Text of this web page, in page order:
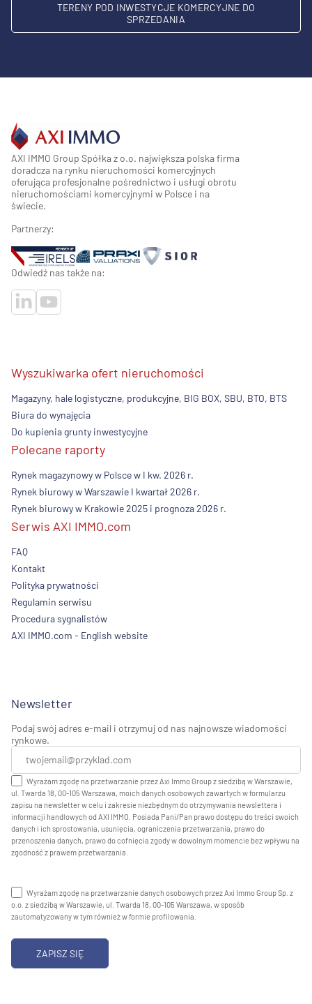
TERENY POD INWESTYCJE KOMERCYJNE DO
SPRZEDANIA
AXI IMMO Group Spółka z o.o. największa polska firma
doradcza na rynku nieruchomości komercyjnych
oferująca profesjonalne pośrednictwo i usługi obrotu
nieruchomościami komercyjnymi w Polsce i na
świecie.
Partnerzy:
Odwiedź nas także na:
Wyszukiwarka ofert nieruchomości
Magazyny, hale logistyczne, produkcyjne, BIG BOX, SBU, BTO, BTS
Biura do wynajęcia
Do kupienia grunty inwestycyjne
Polecane raporty
Rynek magazynowy w Polsce w I kw. 2026 r.
Rynek biurowy w Warszawie I kwartał 2026 r.
Rynek biurowy w Krakowie 2025 i prognoza 2026 r.
Serwis AXI IMMO.com
FAQ
Kontakt
Polityka prywatności
Regulamin serwisu
Procedura sygnalistów
AXI IMMO.com - English website
Newsletter
Podaj swój adres e-mail i otrzymuj od nas najnowsze wiadomości
rynkowe.
Wyrażam zgodę na przetwarzanie przez Axi Immo Group z siedzibą w Warszawie,
ul. Twarda 18, 00-105 Warszawa, moich danych osobowych zawartych w formularzu
zapisu na newsletter w celu i zakresie niezbędnym do otrzymywania newslettera i
informacji handlowych od AXI IMMO. Posiada Pani/Pan prawo dostępu do treści swoich
danych i ich sprostowania, usunięcia, ograniczenia przetwarzania, prawo do
przenoszenia danych, prawo do cofnięcia zgody w dowolnym momencie bez wpływu na
zgodność z prawem przetwarzania.
Wyrażam zgodę na przetwarzanie danych osobowych przez Axi Immo Group Sp. z
o.o. z siedzibą w Warszawie, ul. Twarda 18, 00-105 Warszawa, w sposób
zautomatyzowany w tym również w formie profilowania.